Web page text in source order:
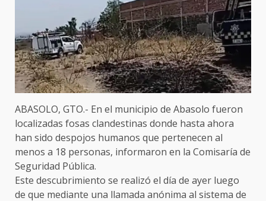
ABASOLO, GTO.- En el municipio de Abasolo fueron
localizadas fosas clandestinas donde hasta ahora
han sido despojos humanos que pertenecen al
menos a 18 personas, informaron en la Comisaría de
Seguridad Pública.
Este descubrimiento se realizó el día de ayer luego
de que mediante una llamada anónima al sistema de